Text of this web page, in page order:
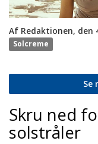
Af Redaktionen, den
Solcreme
Se
Skru ned
solstråler